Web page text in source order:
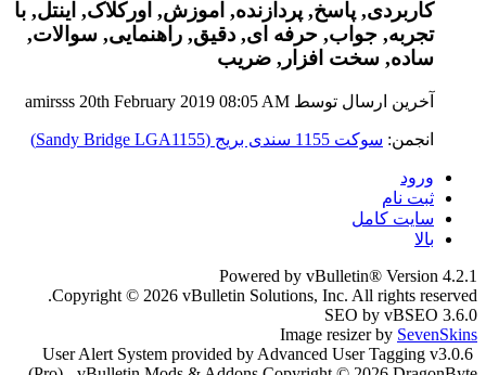
آخرین ارسال توسط amirsss 20th February 2019 08:05 AM
انجمن: سوکت 1155 سندی بریج (Sandy Bridge LGA1155)
ورود
ثبت نام
سایت کامل
بالا
Powered by vBulletin® Version 4.2.1
Copyright © 2026 vBulletin Solutions, Inc. All rights reserved.
SEO by vBSEO 3.6.0
Image resizer by SevenSkins
User Alert System provided by Advanced User Tagging v3.0.6